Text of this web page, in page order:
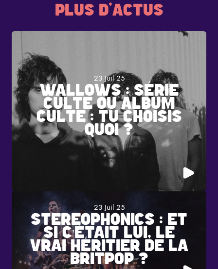
PLUS D'ACTUS
23 Juil 25
WALLOWS : SÉRIE
CULTE OU ALBUM
CULTE : TU CHOISIS
QUOI ?
23 Juil 25
STEREOPHONICS : ET
SI C’ÉTAIT LUI, LE
VRAI HÉRITIER DE LA
BRITPOP ?